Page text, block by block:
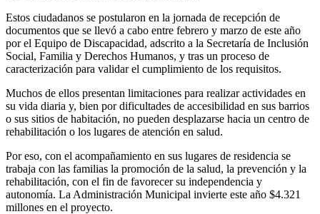
Estos ciudadanos se postularon en la jornada de recepción de
documentos que se llevó a cabo entre febrero y marzo de este año
por el Equipo de Discapacidad, adscrito a la Secretaría de Inclusión
Social, Familia y Derechos Humanos, y tras un proceso de
caracterización para validar el cumplimiento de los requisitos.
Muchos de ellos presentan limitaciones para realizar actividades en
su vida diaria y, bien por dificultades de accesibilidad en sus barrios
o sus sitios de habitación, no pueden desplazarse hacia un centro de
rehabilitación o los lugares de atención en salud.
Por eso, con el acompañamiento en sus lugares de residencia se
trabaja con las familias la promoción de la salud, la prevención y la
rehabilitación, con el fin de favorecer su independencia y
autonomía. La Administración Municipal invierte este año $4.321
millones en el proyecto.